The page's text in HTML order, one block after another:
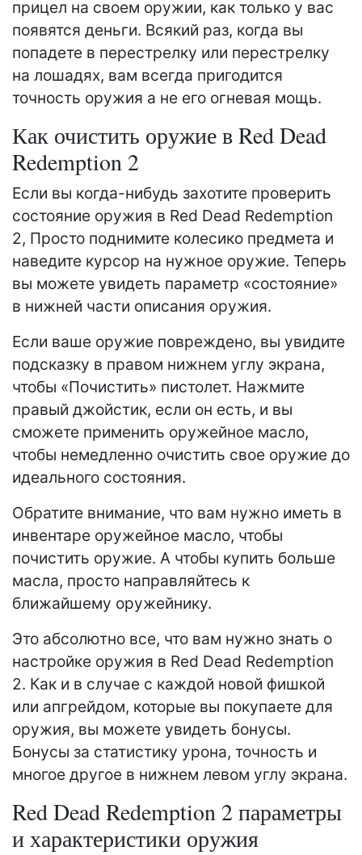
прицел на своем оружии, как только у вас
появятся деньги. Всякий раз, когда вы
попадете в перестрелку или перестрелку
на лошадях, вам всегда пригодится
точность оружия а не его огневая мощь.
Как очистить оружие в Red Dead
Redemption 2
Если вы когда-нибудь захотите проверить
состояние оружия в Red Dead Redemption
2, Просто поднимите колесико предмета и
наведите курсор на нужное оружие. Теперь
вы можете увидеть параметр «состояние»
в нижней части описания оружия.
Если ваше оружие повреждено, вы увидите
подсказку в правом нижнем углу экрана,
чтобы «Почистить» пистолет. Нажмите
правый джойстик, если он есть, и вы
сможете применить оружейное масло,
чтобы немедленно очистить свое оружие до
идеального состояния.
Обратите внимание, что вам нужно иметь в
инвентаре оружейное масло, чтобы
почистить оружие. А чтобы купить больше
масла, просто направляйтесь к
ближайшему оружейнику.
Это абсолютно все, что вам нужно знать о
настройке оружия в Red Dead Redemption
2. Как и в случае с каждой новой фишкой
или апгрейдом, которые вы покупаете для
оружия, вы можете увидеть бонусы.
Бонусы за статистику урона, точность и
многое другое в нижнем левом углу экрана.
Red Dead Redemption 2 параметры
и характеристики оружия